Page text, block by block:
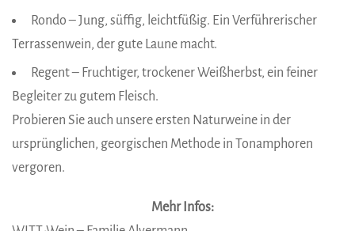
Rondo – Jung, süffig, leichtfüßig. Ein Verführerischer
Terrassenwein, der gute Laune macht.
Regent – Fruchtiger, trockener Weißherbst, ein feiner
Begleiter zu gutem Fleisch.
Probieren Sie auch unsere ersten Naturweine in der
ursprünglichen, georgischen Methode in Tonamphoren
vergoren.
Mehr Infos: